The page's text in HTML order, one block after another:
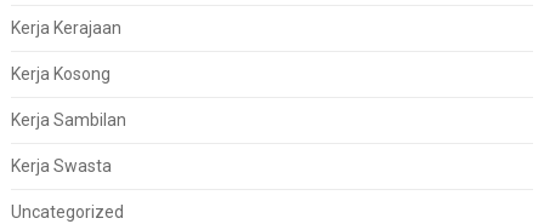
Kerja Kerajaan
Kerja Kosong
Kerja Sambilan
Kerja Swasta
Uncategorized